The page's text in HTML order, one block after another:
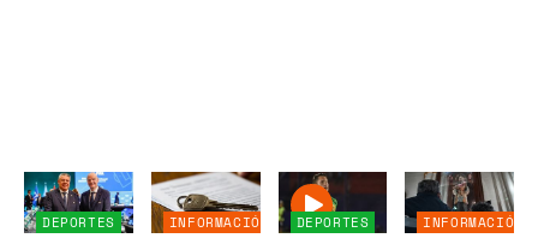
DEPORTES
INFORMACIÓN
DEPORTES
INFORMACIÓN